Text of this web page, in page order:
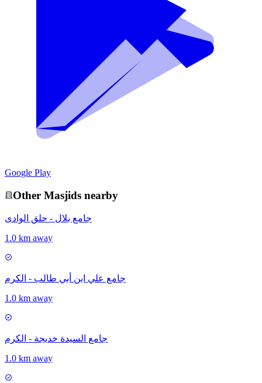
Google Play
Other Masjids nearby
جامع بلال - حلق الوادى
1.0 km away
جامع علي ابن أبي طالب - الكرم
1.0 km away
جامع السيدة خديجة - الكرم
1.0 km away